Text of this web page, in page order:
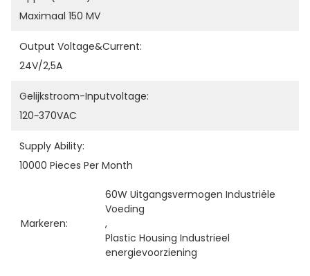
Maximaal 150 MV
Output Voltage&Current:
24V/2,5A
Gelijkstroom-Inputvoltage:
120~370VAC
Supply Ability:
10000 Pieces Per Month
Markeren:
60W Uitgangsvermogen Industriële
Voeding
,
Plastic Housing Industrieel
energievoorziening